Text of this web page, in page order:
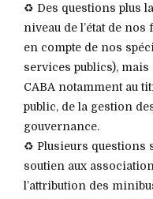
♻️ Des questions plus
niveau de l’état de
en compte de nos
services publics),
CABA notamment au
public, de la gestion
gouvernance.
♻️ Plusieurs questions
soutien aux
l’attribution des